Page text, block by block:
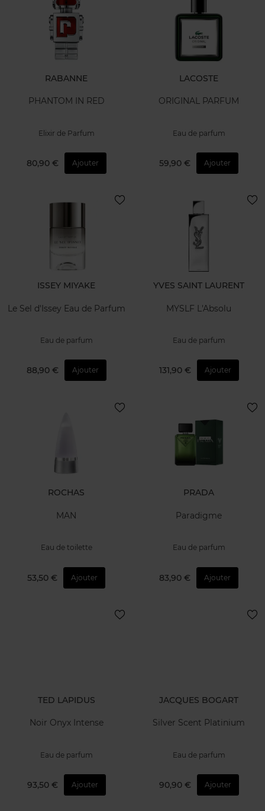
RABANNE
PHANTOM IN RED
Elixir de Parfum
80,90 € Ajouter
LACOSTE
ORIGINAL PARFUM
Eau de parfum
59,90 € Ajouter
ISSEY MIYAKE
Le Sel d'Issey Eau de Parfum
Eau de parfum
88,90 € Ajouter
YVES SAINT LAURENT
MYSLF L'Absolu
Eau de parfum
131,90 € Ajouter
ROCHAS
MAN
Eau de toilette
53,50 € Ajouter
PRADA
Paradigme
Eau de parfum
83,90 € Ajouter
TED LAPIDUS
Noir Onyx Intense
Eau de parfum
93,50 € Ajouter
JACQUES BOGART
Silver Scent Platinium
Eau de parfum
90,90 € Ajouter